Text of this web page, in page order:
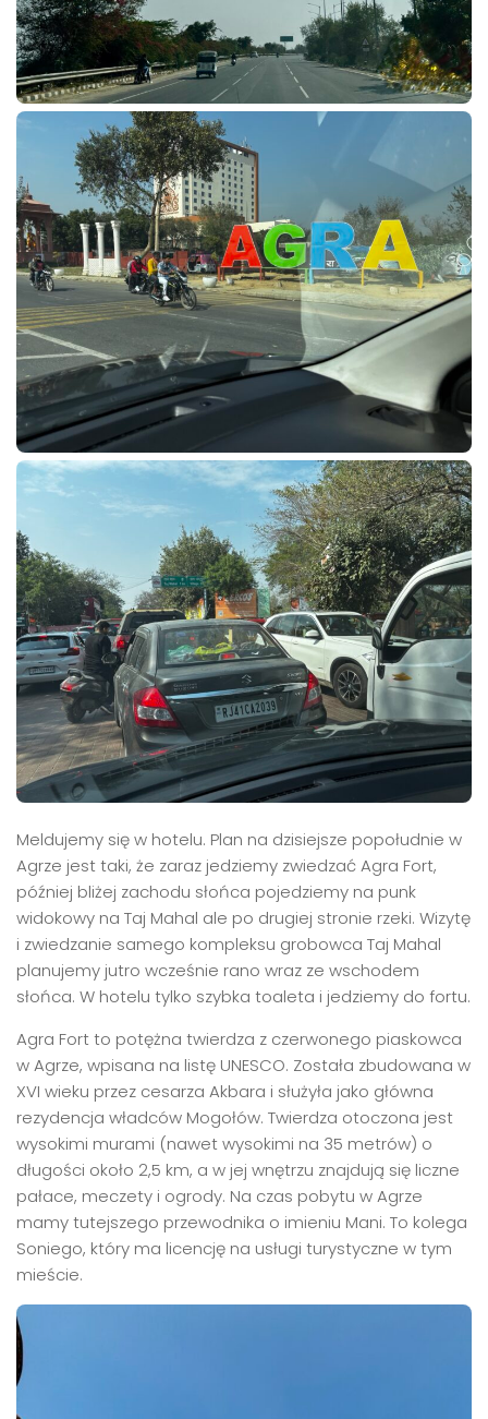
Meldujemy się w hotelu. Plan na dzisiejsze popołudnie w
Agrze jest taki, że zaraz jedziemy zwiedzać Agra Fort,
później bliżej zachodu słońca pojedziemy na punk
widokowy na Taj Mahal ale po drugiej stronie rzeki. Wizytę
i zwiedzanie samego kompleksu grobowca Taj Mahal
planujemy jutro wcześnie rano wraz ze wschodem
słońca. W hotelu tylko szybka toaleta i jedziemy do fortu.
Agra Fort to potężna twierdza z czerwonego piaskowca
w Agrze, wpisana na listę UNESCO. Została zbudowana w
XVI wieku przez cesarza Akbara i służyła jako główna
rezydencja władców Mogołów. Twierdza otoczona jest
wysokimi murami (nawet wysokimi na 35 metrów) o
długości około 2,5 km, a w jej wnętrzu znajdują się liczne
pałace, meczety i ogrody. Na czas pobytu w Agrze
mamy tutejszego przewodnika o imieniu Mani. To kolega
Soniego, który ma licencję na usługi turystyczne w tym
mieście.